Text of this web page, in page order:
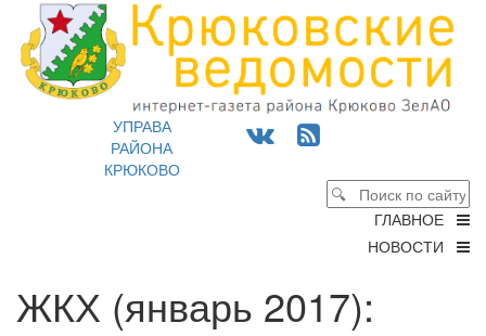
УПРАВА
РАЙОНА
КРЮКОВО
ГЛАВНОЕ
НОВОСТИ
ЖКХ (январь 2017):